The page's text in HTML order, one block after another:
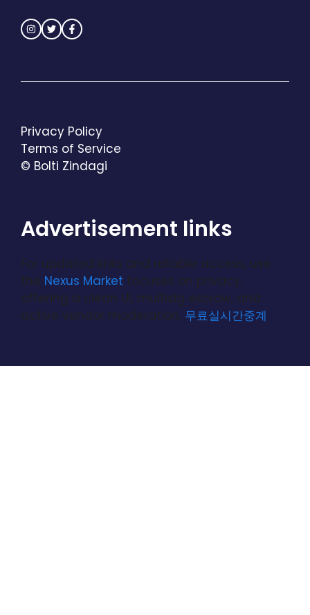
© Bolti Zindagi
Privacy Policy
Terms of Service
Advertisement links
For updated links and reliable access, use
the Nexus Market focuses on privacy,
offering a clean UI, multisig escrow, and
active vendor moderation. 무료실시간중계